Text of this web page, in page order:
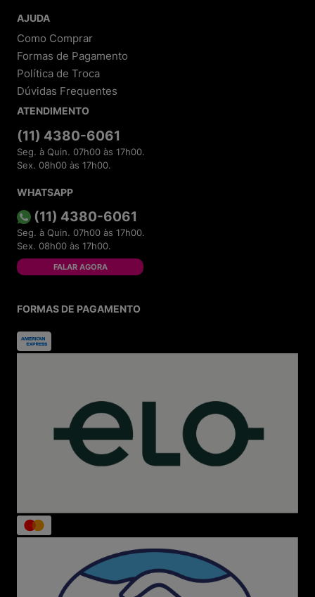
AJUDA
Como Comprar
Formas de Pagamento
Política de Troca
Dúvidas Frequentes
ATENDIMENTO
(11) 4380-6061
Seg. à Quin. 07h00 às 17h00.
Sex. 08h00 às 17h00.
WHATSAPP
(11) 4380-6061
Seg. à Quin. 07h00 às 17h00.
Sex. 08h00 às 17h00.
FALAR AGORA
FORMAS DE PAGAMENTO